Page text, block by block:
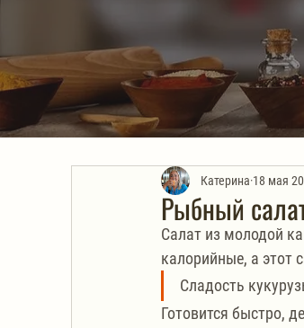
Рыбный
Катерина 18 мая
Салат из молодой
калорийные, а этот
Сладость
Готовится быстро,